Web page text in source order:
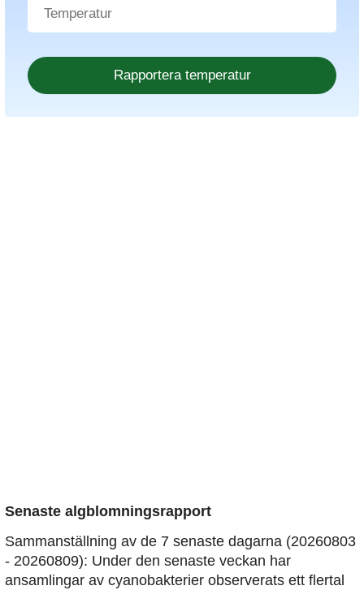
Senaste algblomningsrapport
Sammanställning av de 7 senaste dagarna (20260803
- 20260809): Under den senaste veckan har
ansamlingar av cyanobakterier observerats ett flertal